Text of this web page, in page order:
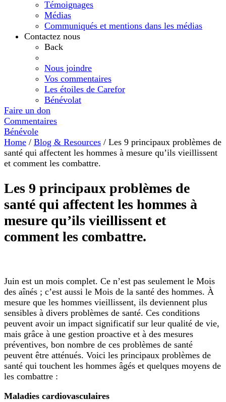
Témoignages
Médias
Communiqués et mentions dans les médias
Contactez nous
Back
Nous joindre
Vos commentaires
Les étoiles de Carefor
Bénévolat
Faire un don
Commentaires
Bénévole
Home / Blog & Resources / Les 9 principaux problèmes de
santé qui affectent les hommes à mesure qu’ils vieillissent
et comment les combattre.
Les 9 principaux problèmes de
santé qui affectent les hommes à
mesure qu’ils vieillissent et
comment les combattre.
Juin est un mois complet. Ce n’est pas seulement le Mois
des aînés ; c’est aussi le Mois de la santé des hommes. À
mesure que les hommes vieillissent, ils deviennent plus
sensibles à divers problèmes de santé. Ces conditions
peuvent avoir un impact significatif sur leur qualité de vie,
mais grâce à une gestion proactive et à des mesures
préventives, bon nombre de ces problèmes de santé
peuvent être atténués. Voici les principaux problèmes de
santé qui touchent les hommes âgés et quelques moyens de
les combattre :
Maladies cardiovasculaires